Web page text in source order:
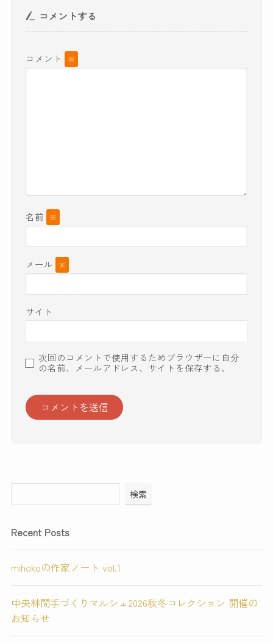
コメントする
コメント ※
名前 ※
メール ※
サイト
次回のコメントで使用するためブラウザーに自分
の名前、メールアドレス、サイトを保存する。
検索
Recent Posts
mihokoの作家ノート vol.1
中央林間手づくりマルシェ2026秋冬コレクション 開催の
お知らせ